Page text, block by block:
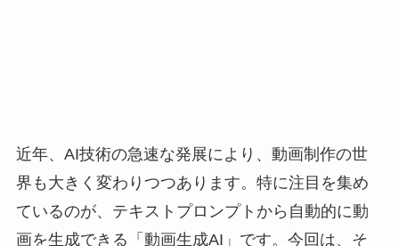
近年、AI技術の急速な発展により、動画制作の世
界も大きく変わりつつあります。特に注目を集め
ているのが、テキストプロンプトから自動的に動
画を生成できる「動画生成AI」です。今回は、そ